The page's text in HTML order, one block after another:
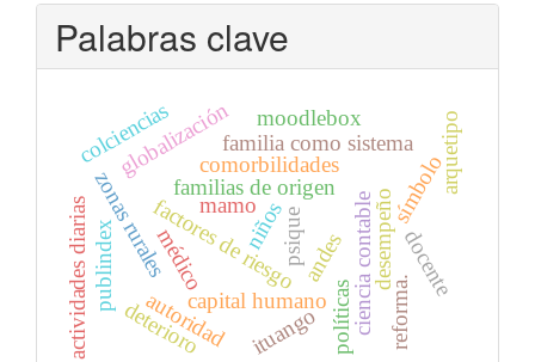
Palabras clave
ciencia contable
capital humano
factores de riesgo
comorbilidades
autoridad
familia como sistema
familias de origen
niños
globalización
desempeño
zonas rurales símboloarquetipo
psique
médico
actividades diarias deterioro ituango
andes
moodlebox
publindex
colciencias
docente
políticas reforma.
mamo